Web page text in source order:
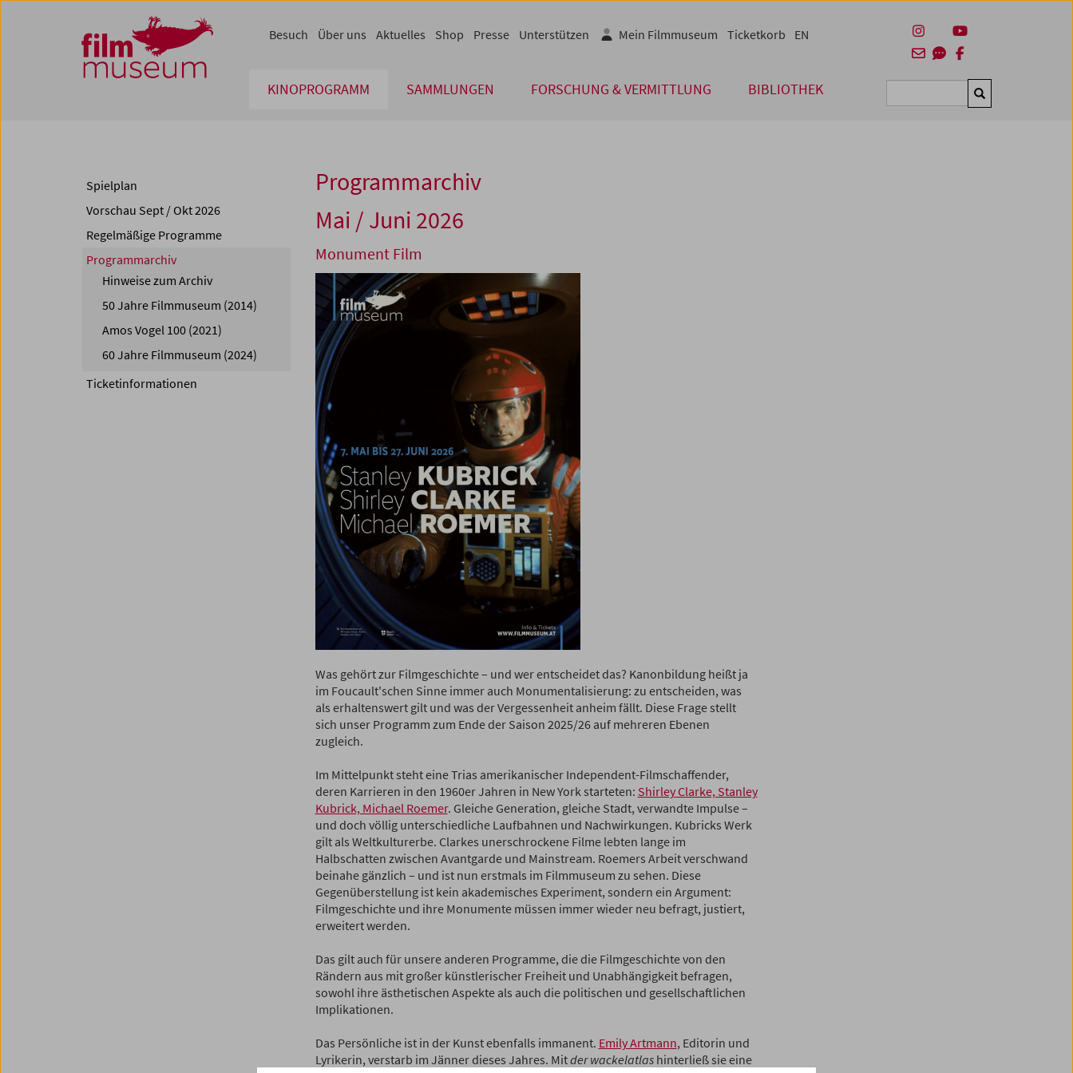
Zum Inhalt
Zum Hauptmenü
Zur Servicenavigation
Zum Suche
KINOPROGRAMM SAMMLUNGEN FORSCHUNG & VERMITTLUNG BIBLIOTHEK Suchen
Besuch Über uns Aktuelles Shop Presse Unterstützen Mein Filmmuseum Ticketkorb EN
Programmarchiv
Mai / Juni 2026
Monument Film
Was gehört zur Filmgeschichte – und wer entscheidet das? Kanonbildung heißt ja
im Foucault'schen Sinne immer auch Monumentalisierung: zu entscheiden, was
als erhaltenswert gilt und was der Vergessenheit anheim fällt. Diese Frage stellt
sich unser Programm zum Ende der Saison 2025/26 auf mehreren Ebenen
zugleich.
Im Mittelpunkt steht eine Trias amerikanischer Independent-Filmschaffender,
deren Karrieren in den 1960er Jahren in New York starteten: Shirley Clarke, Stanley
Kubrick, Michael Roemer. Gleiche Generation, gleiche Stadt, verwandte Impulse –
und doch völlig unterschiedliche Laufbahnen und Nachwirkungen. Kubricks Werk
gilt als Weltkulturerbe. Clarkes unerschrockene Filme lebten lange im
Halbschatten zwischen Avantgarde und Mainstream. Roemers Arbeit verschwand
beinahe gänzlich – und ist nun erstmals im Filmmuseum zu sehen. Diese
Gegenüberstellung ist kein akademisches Experiment, sondern ein Argument:
Filmgeschichte und ihre Monumente müssen immer wieder neu befragt, justiert,
erweitert werden.
Das gilt auch für unsere anderen Programme, die die Filmgeschichte von den
Rändern aus mit großer künstlerischer Freiheit und Unabhängigkeit befragen,
sowohl ihre ästhetischen Aspekte als auch die politischen und gesellschaftlichen
Implikationen.
Das Persönliche ist in der Kunst ebenfalls immanent. Emily Artmann, Editorin und
Lyrikerin, verstarb im Jänner dieses Jahres. Mitder wackelatlashinterließ sie eine
Spielplan
Vorschau Sept / Okt 2026
Regelmäßige Programme
Programmarchiv
Hinweise zum Archiv
50 Jahre Filmmuseum (2014)
Amos Vogel 100 (2021)
60 Jahre Filmmuseum (2024)
Ticketinformationen